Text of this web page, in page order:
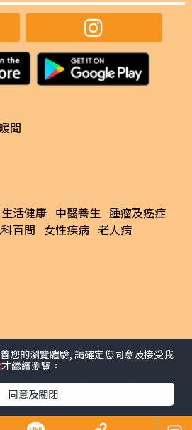
暖聞
生活健康 中醫養生 腫瘤及癌症
百問 女性疾病 老人病
中國/國際
體育 專題/人物
香港經濟日報版權所有©2026
您的瀏覽體驗, 請確定您同意及接受我
才繼續瀏覽。
同意及關閉